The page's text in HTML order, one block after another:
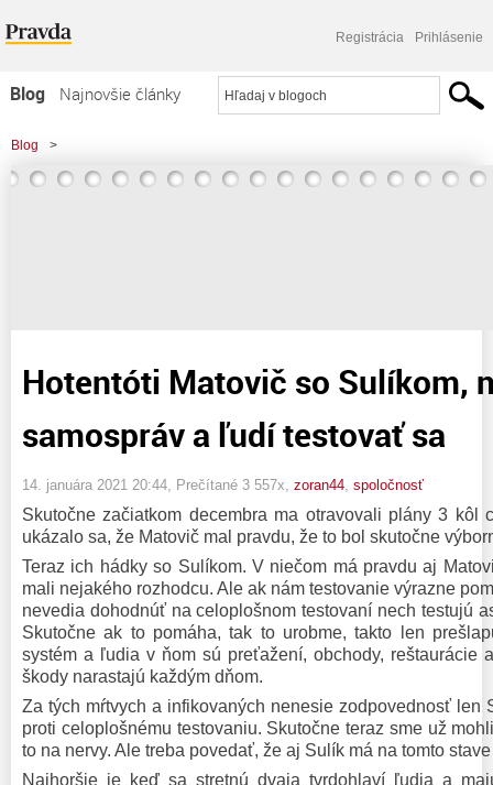
Registrácia Prihlásenie
Blog
Najnovšie články
Najčítanejšie články
Najkomentovanejšie články
Blog >
> Hotentóti Matovič so Sulíkom, neochota samospráv a ľudí testovať sa
Hotentóti Matovič so Sulíkom,
samospráv a ľudí testovať sa
14. januára 2021 20:44 , Prečítané 3 557x, zoran44 spoločnosť
Skutočne začiatkom decembra ma otravovali plány 3 kôl
ukázalo sa, že Matovič mal pravdu, že to bol skutočne
Teraz ich hádky so Sulíkom. V niečom má pravdu aj
mali nejakého rozhodcu. Ale ak nám testovanie výrazne
nevedia dohodnúť na celoplošnom testovaní nech testujú
Skutočne ak to pomáha, tak to urobme, takto len
systém a ľudia v ňom sú preťažení, obchody, reštaurácie
škody narastajú každým dňom.
Za tých mŕtvych a infikovaných nenesie zodpovednosť len
proti celoplošnému testovaniu. Skutočne teraz sme už
to na nervy. Ale treba povedať, že aj Sulík má na tomto
Najhoršie je keď sa stretnú dvaja tvrdohlaví ľudia a